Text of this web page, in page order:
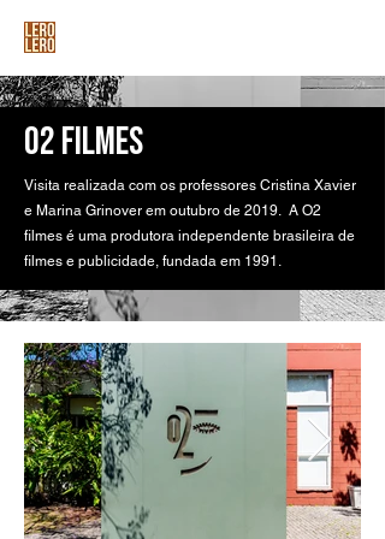
O2 FILMES
Visita realizada com os professores Cristina Xavier
e Marina Grinover em outubro de 2019. A O2
filmes é uma produtora independente brasileira de
filmes e publicidade, fundada em 1991.